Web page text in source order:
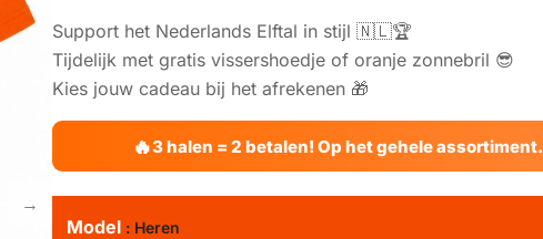
Support het Nederlands Elftal in stijl 🇳🇱🏆
Tijdelijk met gratis vissershoedje of oranje zonnebril 😎
Kies jouw cadeau bij het afrekenen 🎁
3 halen = 2 betalen! Op het gehele assortiment.
Model : Heren